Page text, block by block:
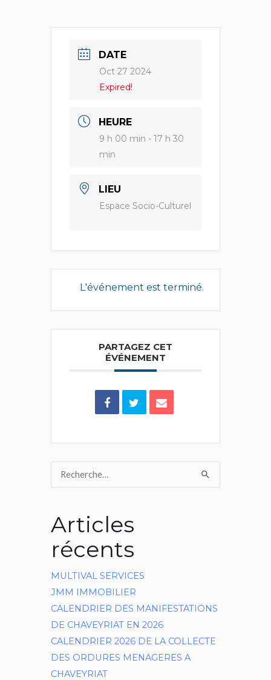
DATE
Oct 27 2024
Expired!
HEURE
9 h 00 min - 17 h 30
min
LIEU
Espace Socio-Culturel
L'événement est terminé.
PARTAGEZ CET
ÉVÉNEMENT
Rechercher :
Articles
récents
MULTIVAL SERVICES
JMM IMMOBILIER
CALENDRIER DES MANIFESTATIONS
DE CHAVEYRIAT EN 2026
CALENDRIER 2026 DE LA COLLECTE
DES ORDURES MENAGERES A
CHAVEYRIAT